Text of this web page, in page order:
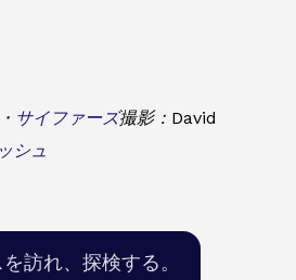
サイファーズ撮影：David
シュ
訪れ、探検する。